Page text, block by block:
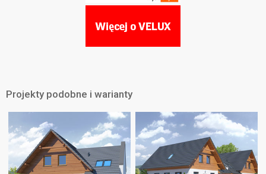
Projekty podobne i warianty